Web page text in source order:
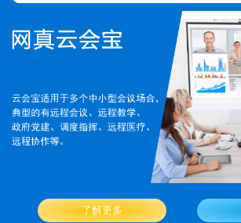
了解更多